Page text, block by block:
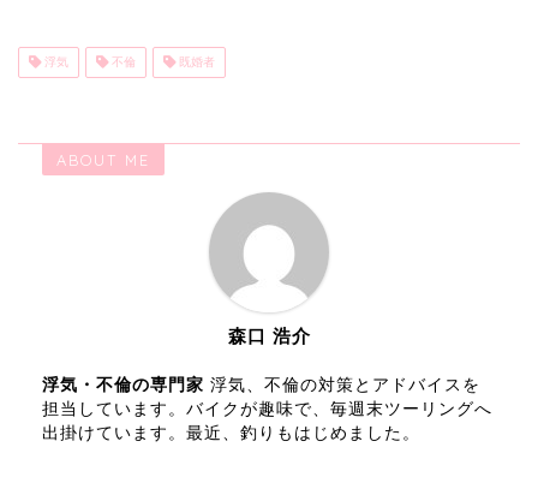
浮気 不倫 既婚者
ABOUT ME
森口 浩介
浮気・不倫の専門家 浮気、不倫の対策とアドバイスを
担当しています。バイクが趣味で、毎週末ツーリングへ
出掛けています。最近、釣りもはじめました。